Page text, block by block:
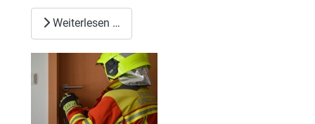
Weiterlesen …